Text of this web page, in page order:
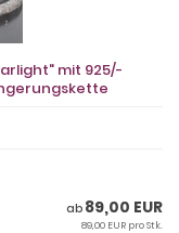
mit 925/-
ab 89,00 EUR
89,00 EUR pro Stk.